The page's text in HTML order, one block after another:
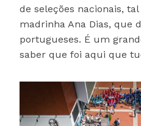
de seleções nacionais,
madrinha Ana Dias, que
portugueses. É um
saber que foi aqui que